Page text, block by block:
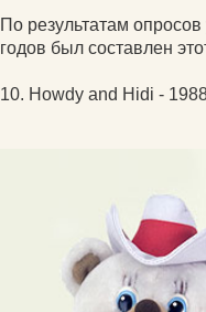
По результатам
годов был составлен
10. Howdy and Hidi -